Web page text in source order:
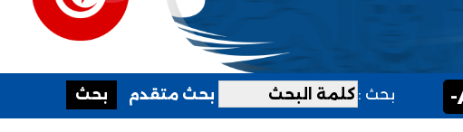
بحث : بحث متقدم